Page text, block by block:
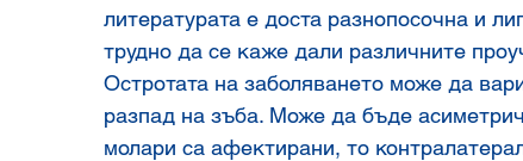
литературата е доста разнопосочна и
трудно да се каже дали различните
Остротата на заболяването може да
разпад на зъба. Може да бъде
молари са афектирани, то